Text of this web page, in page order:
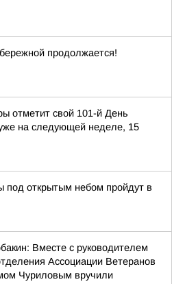
продолжается!
отметит свой 101-й День
на следующей неделе, 15
под открытым небом пройдут в
Вместе с руководителем
Ассоциации Ветеранов
Чуриловым вручили